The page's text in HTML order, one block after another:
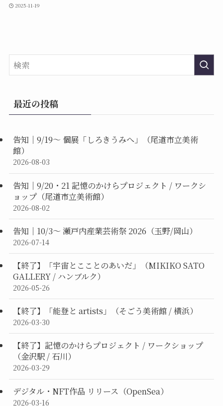
2025-11-19
最近の投稿
告知｜9/19〜 個展「しろきうみへ」（尾道市立美術
館）
2026-08-03
告知｜9/20・21 記憶のかけらプロジェクト / ワークシ
ョップ（尾道市立美術館）
2026-08-02
告知｜10/3〜 瀬戸内産業芸術祭 2026（玉野/岡山）
2026-07-14
【終了】「宇宙とこことのあいだ」（MIKIKO SATO
GALLERY / ハンブルク）
2026-05-26
【終了】「能登と artists」（そごう美術館 / 横浜）
2026-03-30
【終了】記憶のかけらプロジェクト / ワークショップ
（金沢駅 / 石川）
2026-03-29
デジタル・NFT作品 リリース（OpenSea）
2026-03-16